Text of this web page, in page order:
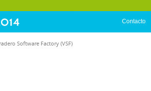
Contacto
Software Factory (VSF)